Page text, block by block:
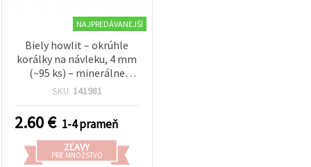
NAJPREDÁVANEJŠÍ
Biely howlit – okrúhle
korálky na návleku, 4 mm
(~95 ks) – minerálne
korálky s mramorovým
šperkov, náramkov a
náhrdelníkov
SKU: 141981
2.60€ 1-4 prameň
ZĽAVY
PRE MNOŽSTVO